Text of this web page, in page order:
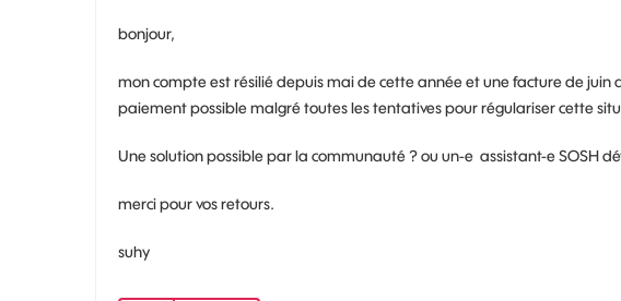
bonjour,
mon compte est résilié depuis mai de cette année et une facture de
paiement possible malgré toutes les tentatives pour régulariser cette
Une solution possible par la communauté ? ou un-e assistant-e SOSH
merci pour vos retours.
suhy